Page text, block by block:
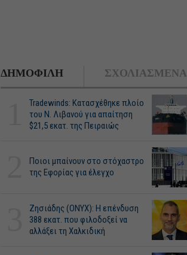
ΔΗΜΟΦΙΛΗ ΣΧΟΛΙΑΣΜΕΝΑ
Tradewinds: Κατασχέθηκε πλοίο
του Ν. Λιβανού για απαίτηση
$21,5 εκατ. της Πειραιώς
Ποιοι μπαίνουν στο στόχαστρο
της Εφορίας για έλεγχο
Ζησιάδης (ONYX): Η επένδυση
388 εκατ. που φιλοδοξεί να
αλλάξει τη Χαλκιδική